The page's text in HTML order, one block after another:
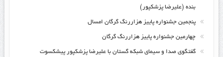
بنده (علیرضا پزشکپور)
پنجمین جشنواره پاییز هزاررنگ گرگان امسال
چهارمین جشنواره پاییز هزاررنگ گرگان
گفتگوی صدا و سیمای شبکه گستان با علیرضا پزشکپور پیشکسوت